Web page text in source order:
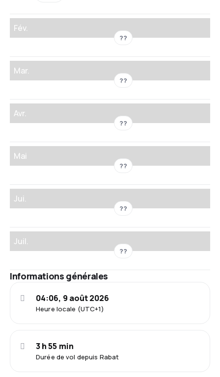
Fév.
??
Mar.
??
Avr.
??
Mai
??
Jui.
??
Juil.
??
Informations générales
Heure locale (UTC+1)
04:06, 9 août 2026
Durée de vol depuis Rabat
3 h 55 min